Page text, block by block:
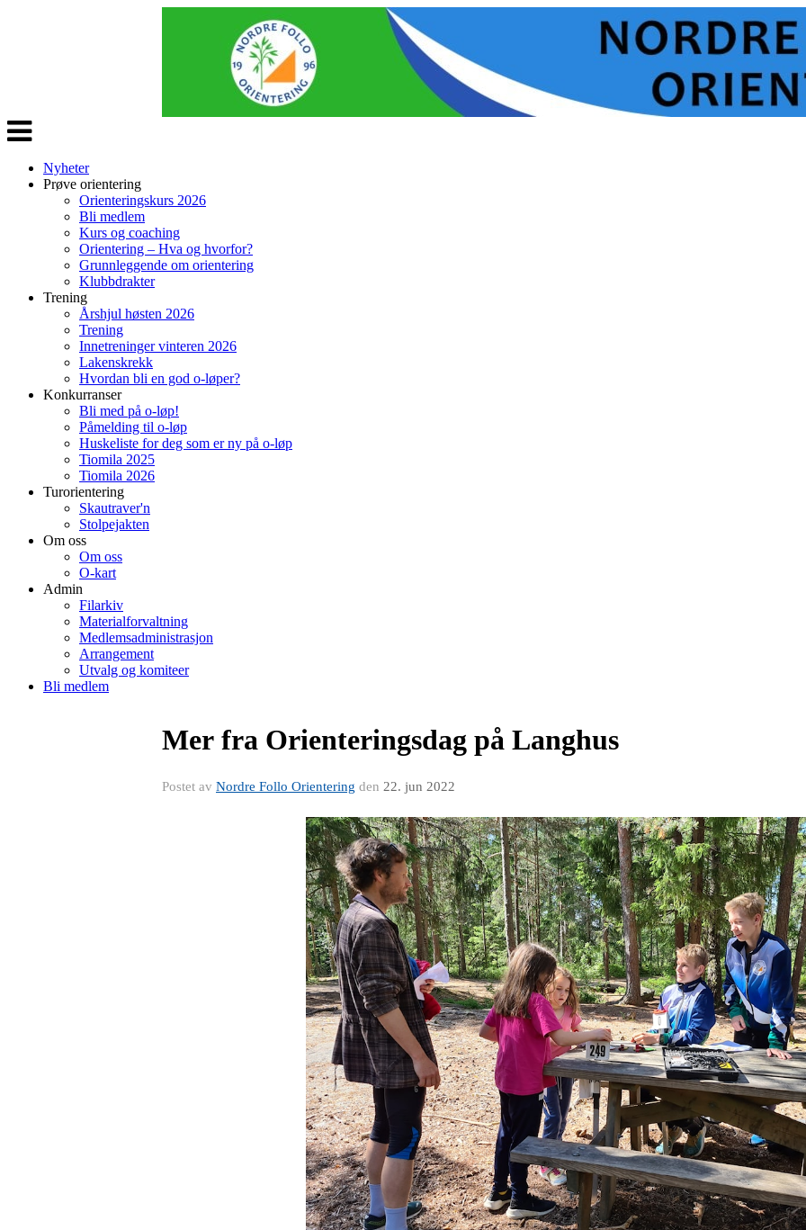
Veksle
navigasjon
Nyheter
Prøve orientering
Orienteringskurs 2026
Bli medlem
Kurs og coaching
Orientering – Hva og hvorfor?
Grunnleggende om orientering
Klubbdrakter
Trening
Årshjul høsten 2026
Trening
Innetreninger vinteren 2026
Lakenskrekk
Hvordan bli en god o-løper?
Konkurranser
Bli med på o-løp!
Påmelding til o-løp
Huskeliste for deg som er ny på o-løp
Tiomila 2025
Tiomila 2026
Turorientering
Skautraver'n
Stolpejakten
Om oss
Om oss
O-kart
Admin
Filarkiv
Materialforvaltning
Medlemsadministrasjon
Arrangement
Utvalg og komiteer
Bli medlem
Mer fra Orienteringsdag på Langhus
Postet av Nordre Follo Orientering den 22. jun 2022